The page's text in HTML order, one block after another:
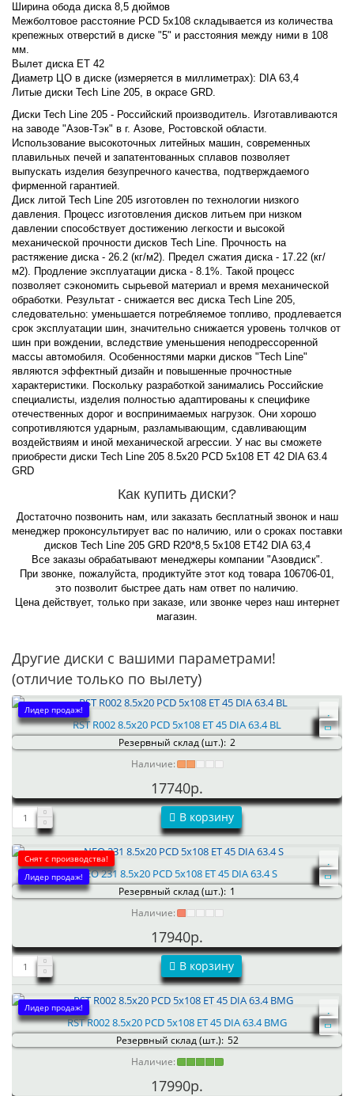
Ширина обода диска 8,5 дюймов
Межболтовое расстояние PCD 5x108 складывается из количества
крепежных отверстий в диске "5" и расстояния между ними в 108
мм.
Вылет диска ET 42
Диаметр ЦО в диске (измеряется в миллиметрах): DIA 63,4
Литые диски Tech Line 205, в окрасе GRD.
Диски Tech Line 205 - Российский производитель. Изготавливаются
на заводе "Азов-Тэк" в г. Азове, Ростовской области.
Использование высокоточных литейных машин, современных
плавильных печей и запатентованных сплавов позволяет
выпускать изделия безупречного качества, подтверждаемого
фирменной гарантией.
Диск литой Tech Line 205 изготовлен по технологии низкого
давления. Процесс изготовления дисков литьем при низком
давлении способствует достижению легкости и высокой
механической прочности дисков Tech Line. Прочность на
растяжение диска - 26.2 (кг/м2). Предел сжатия диска - 17.22 (кг/
м2). Продление эксплуатации диска - 8.1%. Такой процесс
позволяет сэкономить сырьевой материал и время механической
обработки. Результат - снижается вес диска Tech Line 205,
следовательно: уменьшается потребляемое топливо, продлевается
срок эксплуатации шин, значительно снижается уровень толчков от
шин при вождении, вследствие уменьшения неподрессоренной
массы автомобиля. Особенностями марки дисков "Tech Line"
являются эффектный дизайн и повышенные прочностные
характеристики. Поскольку разработкой занимались Российские
специалисты, изделия полностью адаптированы к специфике
отечественных дорог и воспринимаемых нагрузок. Они хорошо
сопротивляются ударным, разламывающим, сдавливающим
воздействиям и иной механической агрессии. У нас вы сможете
приобрести диски Tech Line 205 8.5x20 PCD 5x108 ET 42 DIA 63.4
GRD
Как купить диски?
Достаточно позвонить нам, или заказать бесплатный звонок и наш
менеджер проконсультирует вас по наличию, или о сроках поставки
дисков Tech Line 205 GRD R20*8,5 5x108 ET42 DIA 63,4
Все заказы обрабатывают менеджеры компании "Азовдиск".
При звонке, пожалуйста, продиктуйте этот код товара 106706-01,
это позволит быстрее дать нам ответ по наличию.
Цена действует, только при заказе, или звонке через наш интернет
магазин.
Другие диски с вашими параметрами!
(отличие только по вылету)
Лидер продаж!
RST R002 8.5x20 PCD 5x108 ET 45 DIA 63.4 BL
Резервный склад (шт.): 2
Наличие:
17740р.
В корзину
Снят с производства!
Лидер продаж!NEO 231 8.5x20 PCD 5x108 ET 45 DIA 63.4 S
Резервный склад (шт.): 1
Наличие:
17940р.
В корзину
Лидер продаж!
RST R002 8.5x20 PCD 5x108 ET 45 DIA 63.4 BMG
Резервный склад (шт.): 52
Наличие:
17990р.